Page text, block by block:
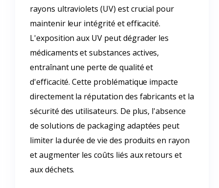
rayons ultraviolets (UV) est crucial pour
maintenir leur intégrité et efficacité.
L'exposition aux UV peut dégrader les
médicaments et substances actives,
entraînant une perte de qualité et
d'efficacité. Cette problématique impacte
directement la réputation des fabricants et la
sécurité des utilisateurs. De plus, l'absence
de solutions de packaging adaptées peut
limiter la durée de vie des produits en rayon
et augmenter les coûts liés aux retours et
aux déchets.